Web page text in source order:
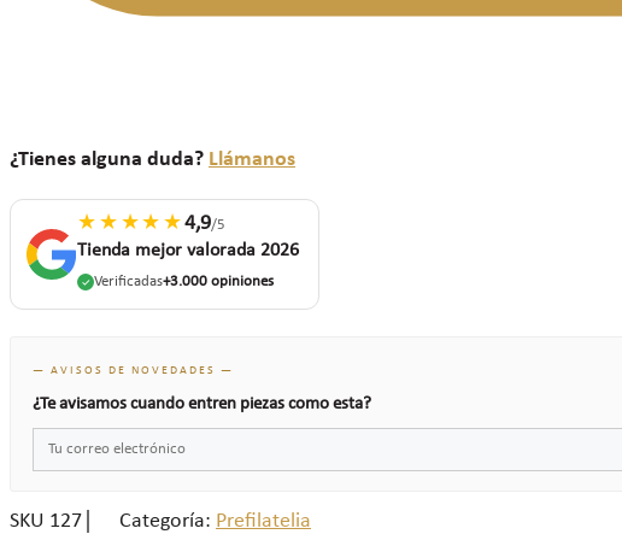
¿Tienes alguna duda? Llámanos
★★★★★4,9/5
Tienda mejor valorada 2026
Verificadas+3.000 opiniones
— AVISOS DE NOVEDADES —
¿Te avisamos cuando entren piezas como esta?
SKU 127 Categoría: Prefilatelia